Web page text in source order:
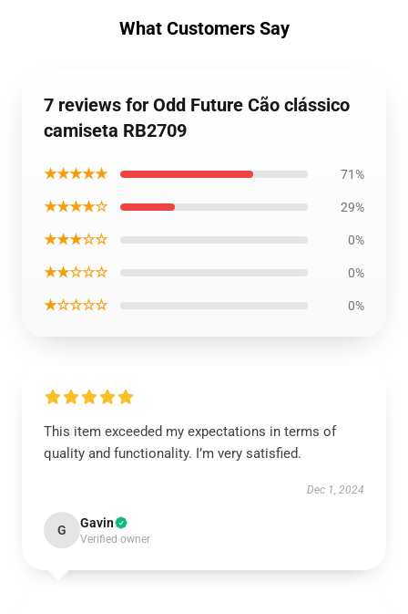
What Customers Say
7 reviews for Odd Future Cão clássico
camiseta RB2709
★★★★★ 71%
★★★★☆ 29%
★★★☆☆ 0%
★★☆☆☆ 0%
★☆☆☆☆ 0%
This item exceeded my expectations in terms of
quality and functionality. I’m very satisfied.
Dec 1, 2024
G Gavin
Verified owner